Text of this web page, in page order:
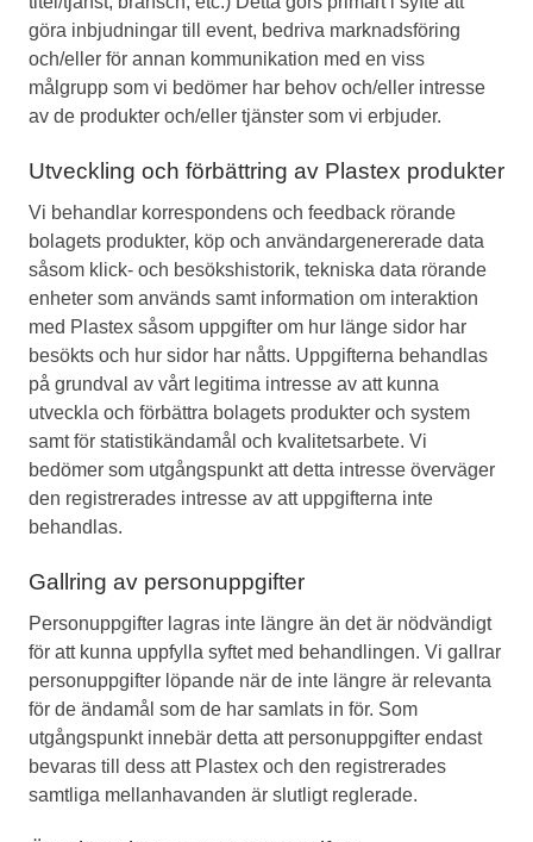
göra inbjudningar till event, bedriva marknadsföring
och/eller för annan kommunikation med en viss
målgrupp som vi bedömer har behov och/eller intresse
av de produkter och/eller tjänster som vi erbjuder.
Utveckling och förbättring av Plastex produkter
Vi behandlar korrespondens och feedback rörande
bolagets produkter, köp och användargenererade data
såsom klick- och besökshistorik, tekniska data rörande
enheter som används samt information om interaktion
med Plastex såsom uppgifter om hur länge sidor har
besökts och hur sidor har nåtts. Uppgifterna behandlas
på grundval av vårt legitima intresse av att kunna
utveckla och förbättra bolagets produkter och system
samt för statistikändamål och kvalitetsarbete. Vi
bedömer som utgångspunkt att detta intresse överväger
den registrerades intresse av att uppgifterna inte
behandlas.
Gallring av personuppgifter
Personuppgifter lagras inte längre än det är nödvändigt
för att kunna uppfylla syftet med behandlingen. Vi gallrar
personuppgifter löpande när de inte längre är relevanta
för de ändamål som de har samlats in för. Som
utgångspunkt innebär detta att personuppgifter endast
bevaras till dess att Plastex och den registrerades
samtliga mellanhavanden är slutligt reglerade.